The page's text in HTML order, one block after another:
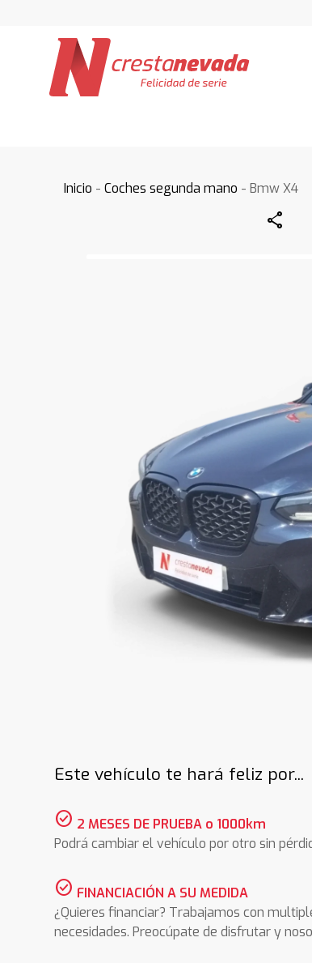
Inicio -Coches segunda mano - Bmw X4
Share
Este vehículo te hará feliz por...
check_circle 2 MESES DE PRUEBA o 1000km
Podrá cambiar el vehículo por otro sin
check_circle FINANCIACIÓN A SU MEDIDA
¿Quieres financiar? Trabajamos con
necesidades. Preocúpate de disfrutar y